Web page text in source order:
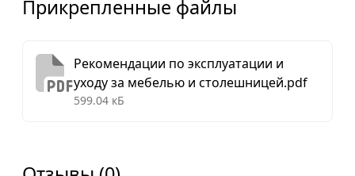
Прикрепленные файлы
Рекомендации по эксплуатации и
уходу за мебелью и столешницей.pdf
599.04 кБ